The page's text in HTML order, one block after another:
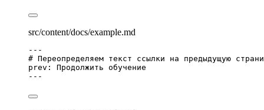
src/content/docs/example.md
---
# Переопределяем текст ссылки на предыдущую
prev : Продолжить обучение
---